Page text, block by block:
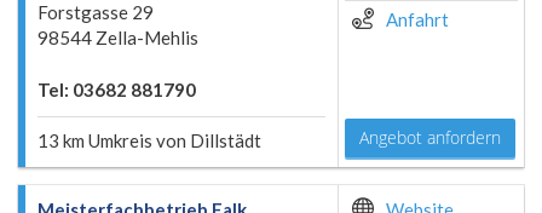
Forstgasse 29
98544 Zella-Mehlis
Tel: 03682 881790
13 km Umkreis von Dillstädt
Anfahrt
Angebot anfordern